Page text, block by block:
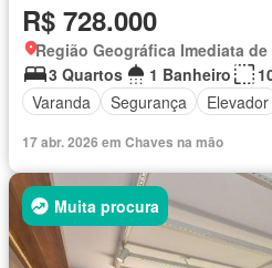
R$ 728.000
3 Quartos
1 Banheiro
Varanda
Segurança Elevador
17 abr. 2026 em Chaves na mão
Muita procura